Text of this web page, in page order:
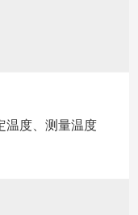
温度、测量温度